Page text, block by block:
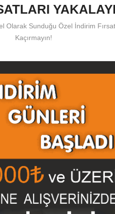
Ödeme
Merkezi
Çağrı Merkezi Desteği
Dünyada internet ortamında satış
imalatını yaptığımız
İnternet ortamında güvenli bir
Olarak Sunduğu Özel İndirim
Kaçırmayın!